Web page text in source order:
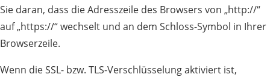
Sie daran, dass die Adresszeile des Browsers von „http://“
auf „https://“ wechselt und an dem Schloss-Symbol in Ihrer
Browserzeile.
Wenn die SSL- bzw. TLS-Verschlüsselung aktiviert ist,